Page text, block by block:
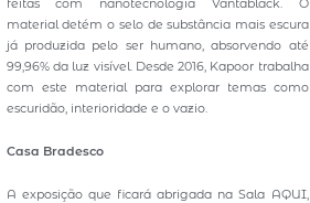
feitas com nanotecnologia Vantablack. O
material detém o selo de substância mais escura
já produzida pelo ser humano, absorvendo até
99,96% da luz visível. Desde 2016, Kapoor trabalha
com este material para explorar temas como
escuridão, interioridade e o vazio.
Casa Bradesco
A exposição que ficará abrigada na Sala AQUI,